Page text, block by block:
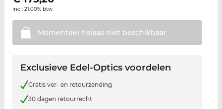
incl. 21.00% btw.
Momenteel helaas niet beschikbaar
Exclusieve Edel-Optics voordelen
Gratis ver- en retourzending
30 dagen retourrecht